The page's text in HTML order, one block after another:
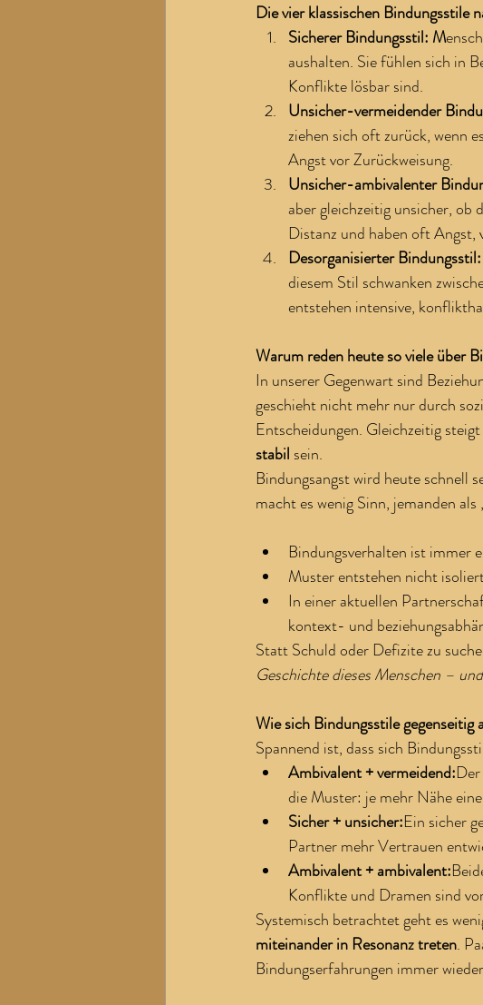
Die vier klassischen Bindungsstile
Sicherer Bindungsstil: M
aushalten. Sie fühlen sich in
Konflikte lösbar sind.
Unsicher-vermeidender
ziehen sich oft zurück, wenn
Angst vor Zurückweisung.
Unsicher-ambivalenter
aber gleichzeitig unsicher, ob
Distanz und haben oft Angst,
Desorganisierter Bindungsstil:
diesem Stil schwanken
entstehen intensive,
Warum reden heute so viele über
In unserer Gegenwart sind
geschieht nicht mehr nur durch
Entscheidungen. Gleichzeitig
stabil sein.
Bindungsangst wird heute schnell
macht es wenig Sinn, jemanden
Bindungsverhalten ist immer
Muster entstehen nicht
In einer aktuellen
kontext- und
Statt Schuld oder Defizite zu
Geschichte dieses Menschen –
Wie sich Bindungsstile gegenseitig
Spannend ist, dass sich
Ambivalent + vermeidend:
die Muster: je mehr Nähe
Sicher + unsicher:Ein sicher
Partner mehr Vertrauen
Ambivalent + ambivalent:
Konflikte und Dramen sind
Systemisch betrachtet geht es
miteinander in Resonanz treten.
Bindungserfahrungen immer